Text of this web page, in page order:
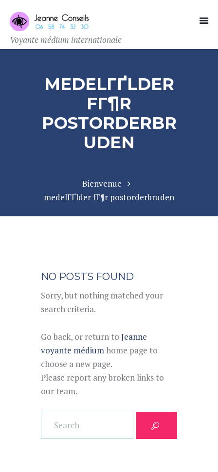
Voyante médium internationale
MEDELГҐLDER
FГ¶R
POSTORDERBR
UDEN
Bienvenue
medelГҐlder fГ¶r postorderbruden
NO POSTS FOUND
Sorry, but nothing matched your
search criteria.
Go back, or return to Jeanne
voyante médium home page to
choose a new page.
Please report any broken links to
our team.